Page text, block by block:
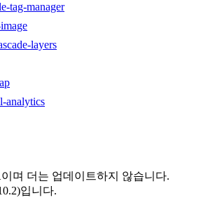
tag-manager
layers
analytics
이며 더는 업데이트하지 않습니다.
)입니다.